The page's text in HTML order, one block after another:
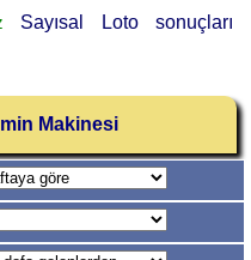
Sayısal Loto sonuçları
Makinesi